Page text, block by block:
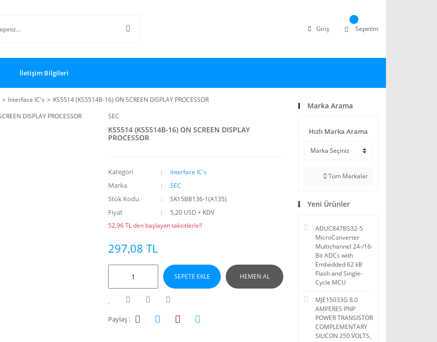
Giriş Sepetim
İletişim Bilgileri
Interface IC's
KS5514 (KS5514B-16) ON SCREEN DISPLAY PROCESSOR
SEC
KS5514 (KS5514B-16) ON SCREEN DISPLAY
PROCESSOR
Kategori Interface IC's
Marka SEC
Stok Kodu SK15BB136-1(A135)
Fiyat
5,20 USD + KDV
52,96 TL den başlayan taksitlerle!!
297,08 TL
SEPETE EKLE HEMEN AL
Paylaş :
Marka Arama
Hızlı Marka Arama
Tüm Markalar
Yeni Ürünler
ADUC847BS32-5
MicroConverter
Multichannel 24-/16-
Bit ADCs with
Embedded 62 kB
Flash and Single-
Cycle MCU
MJE15033G 8.0
AMPERES PNP
POWER TRANSISTOR
COMPLEMENTARY
SILICON 250 VOLTS,